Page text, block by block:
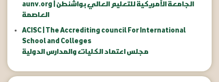
aunv.org | الجامعة الأمريكية للتعليم العالي بواشنطن
العاصمة
ACISC | The Accrediting council For International
School and Colleges
مجلس اعتماد الكليات والمدارس الدولية